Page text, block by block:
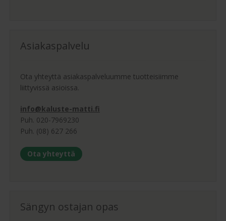
Asiakaspalvelu
Ota yhteyttä asiakaspalveluumme tuotteisiimme
liittyvissä asioissa.
info@kaluste-matti.fi
Puh. 020-7969230
Puh. (08) 627 266
Ota yhteyttä
Sängyn ostajan opas